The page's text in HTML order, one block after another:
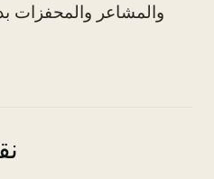
والمشاعر والمحفزات